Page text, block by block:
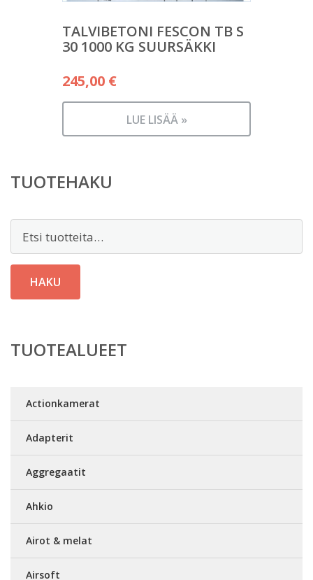
TALVIBETONI FESCON TB S
30 1000 KG SUURSÄKKI
245,00 €
LUE LISÄÄ »
TUOTEHAKU
HAKU
TUOTEALUEET
Actionkamerat
Adapterit
Aggregaatit
Ahkio
Airot & melat
Airsoft